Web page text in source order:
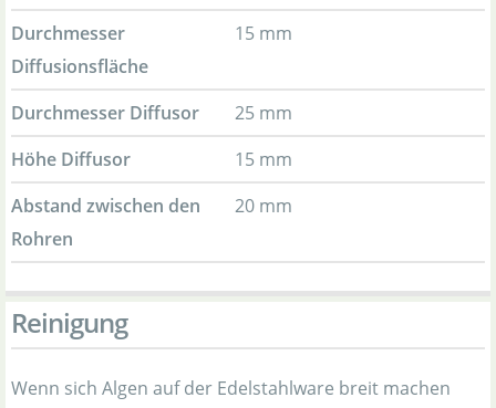
Durchmesser
Diffusionsfläche
15 mm
Durchmesser Diffusor
25 mm
Höhe Diffusor
15 mm
Abstand zwischen den
Rohren
20 mm
Reinigung
Wenn sich Algen auf der Edelstahlware breit machen